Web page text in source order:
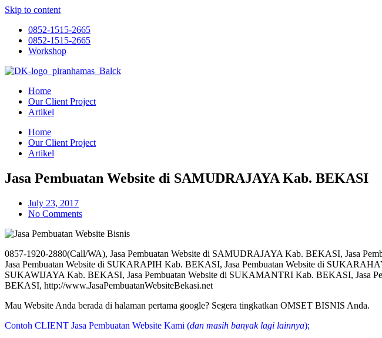
Skip to content
0852-1515-2665
0852-1515-2665
Workshop
Home
Our Client Project
Artikel
Home
Our Client Project
Artikel
Jasa Pembuatan Website di SAMUDRAJAYA Kab. BEKASI
July 23, 2017
No Comments
0857-1920-2880(Call/WA), Jasa Pembuatan Website di SAMUDRAJAYA Kab. BEKASI, Jasa
Jasa Pembuatan Website di SUKARAPIH Kab. BEKASI, Jasa Pembuatan Website di
SUKAWIJAYA Kab. BEKASI, Jasa Pembuatan Website di SUKAMANTRI Kab. BEKASI, Jasa
BEKASI, http://www.JasaPembuatanWebsiteBekasi.net
Mau Website Anda berada di halaman pertama google? Segera tingkatkan OMSET BISNIS Anda.
Contoh CLIENT Jasa Pembuatan Website Kami (dan masih banyak lagi lainnya);